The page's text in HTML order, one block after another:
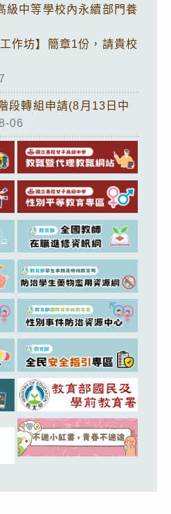
級中等學校內永續部門養
作坊】簡章1份，請貴校
段轉組申請(8月13日中
06